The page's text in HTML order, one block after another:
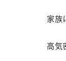
家族
高気